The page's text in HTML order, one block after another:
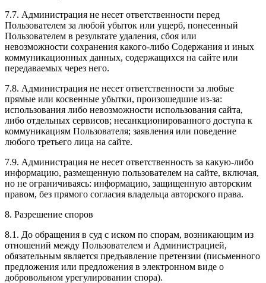
7.7. Администрация не несет ответственности перед
Пользователем за любой убыток или ущерб, понесенный
Пользователем в результате удаления, сбоя или
невозможности сохранения какого-либо Содержания и иных
коммуникационных данных, содержащихся на сайте или
передаваемых через него.
7.8. Администрация не несет ответственности за любые
прямые или косвенные убытки, произошедшие из-за:
использования либо невозможности использования сайта,
либо отдельных сервисов; несанкционированного доступа к
коммуникациям Пользователя; заявления или поведение
любого третьего лица на сайте.
7.9. Администрация не несет ответственность за какую-либо
информацию, размещенную пользователем на сайте, включая,
но не ограничиваясь: информацию, защищенную авторским
правом, без прямого согласия владельца авторского права.
8. Разрешение споров
8.1. До обращения в суд с иском по спорам, возникающим из
отношений между Пользователем и Администрацией,
обязательным является предъявление претензии (письменного
предложения или предложения в электронном виде о
добровольном урегулировании спора).